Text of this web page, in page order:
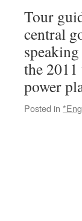
Tour
central
the
power
Posted in